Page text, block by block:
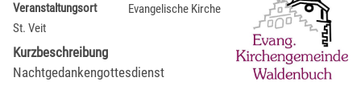
Veranstaltungsort
Evangelische Kirche
St. Veit
Kurzbeschreibung
Nachtgedankengottesdienst